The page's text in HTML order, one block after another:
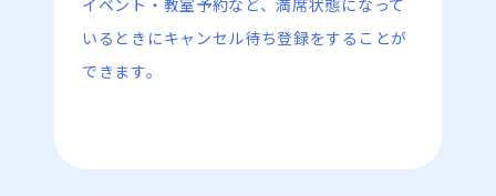
イベント・教室予約など、満席状態になって
いるときにキャンセル待ち登録をすることが
できます。